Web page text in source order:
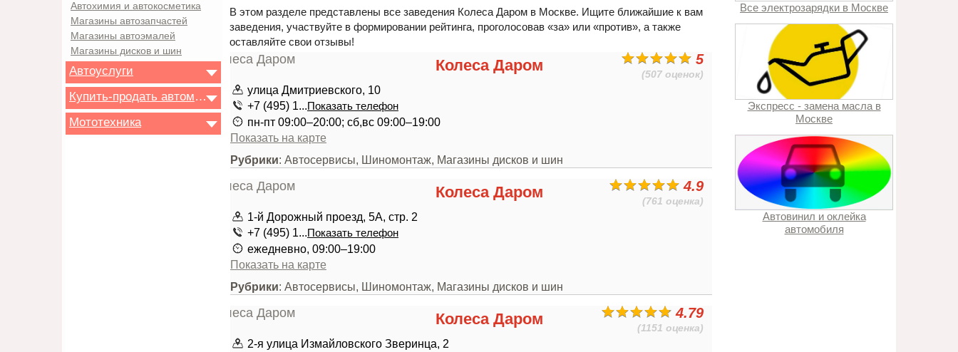
Автохимия и автокосметика
Магазины автозапчастей
Магазины автоэмалей
Магазины дисков и шин
Автоуслуги
Купить-продать автомобиль
Мототехника
В этом разделе представлены все заведения Колеса Даром в Москве. Ищите ближайшие к вам
заведения, участвуйте в формировании рейтинга, проголосовав «за» или «против», а также
оставляйте свои отзывы!
5
(507 оценок)
Колеса Даром
улица Дмитриевского, 10
+7 (495) 1...Показать телефон
пн-пт 09:00–20:00; сб,вс 09:00–19:00
Показать на карте
Рубрики: Автосервисы, Шиномонтаж, Магазины дисков и шин
4.9
(761 оценка)
Колеса Даром
1-й Дорожный проезд, 5А, стр. 2
+7 (495) 1...Показать телефон
ежедневно, 09:00–19:00
Показать на карте
Рубрики: Автосервисы, Шиномонтаж, Магазины дисков и шин
4.79
(1151 оценка)
Колеса Даром
2-я улица Измайловского Зверинца, 2
Все электрозарядки в Москве
Экспресс - замена масла в
Москве
Автовинил и оклейка
автомобиля